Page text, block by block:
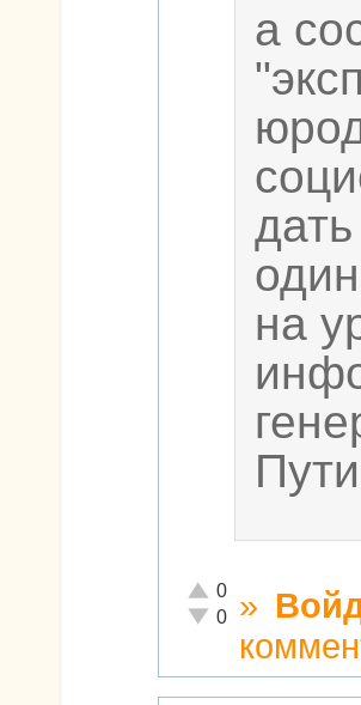
а
на
Отлично!
0
Неадекватно!
0 »